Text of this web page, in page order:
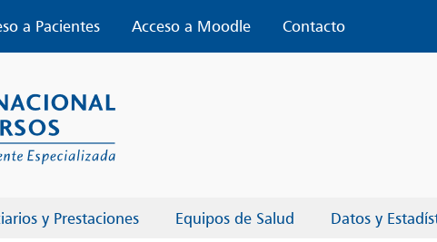
a Pacientes Acceso a Moodle
Contacto
y Prestaciones Equipos de Salud Datos y